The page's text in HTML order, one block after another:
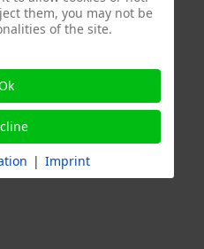
°C
them, you may not be
of the site.
| Imprint